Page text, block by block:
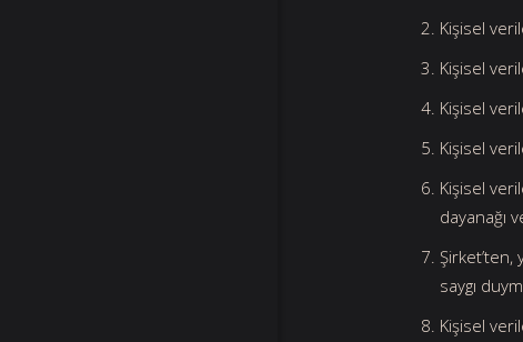
Kişisel
Kişisel
Kişisel
Kişisel
Kişisel
dayanağı
saygı
Kişisel